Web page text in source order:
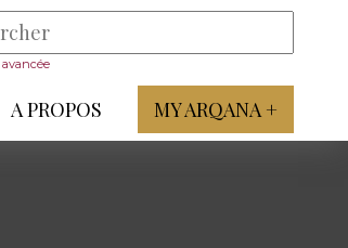
A PROPOS MY ARQANA +